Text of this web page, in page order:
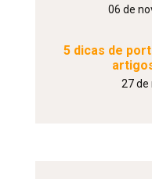
06 de
5 dicas de
27 de